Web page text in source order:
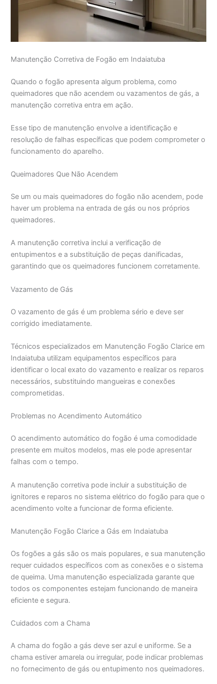
Manutenção Corretiva de Fogão em Indaiatuba
Quando o fogão apresenta algum problema, como
queimadores que não acendem ou vazamentos de gás, a
manutenção corretiva entra em ação.
Esse tipo de manutenção envolve a identificação e
resolução de falhas específicas que podem comprometer o
funcionamento do aparelho.
Queimadores Que Não Acendem
Se um ou mais queimadores do fogão não acendem, pode
haver um problema na entrada de gás ou nos próprios
queimadores.
A manutenção corretiva inclui a verificação de
entupimentos e a substituição de peças danificadas,
garantindo que os queimadores funcionem corretamente.
Vazamento de Gás
O vazamento de gás é um problema sério e deve ser
corrigido imediatamente.
Técnicos especializados em Manutenção Fogão Clarice em
Indaiatuba utilizam equipamentos específicos para
identificar o local exato do vazamento e realizar os reparos
necessários, substituindo mangueiras e conexões
comprometidas.
Problemas no Acendimento Automático
O acendimento automático do fogão é uma comodidade
presente em muitos modelos, mas ele pode apresentar
falhas com o tempo.
A manutenção corretiva pode incluir a substituição de
ignitores e reparos no sistema elétrico do fogão para que o
acendimento volte a funcionar de forma eficiente.
Manutenção Fogão Clarice a Gás em Indaiatuba
Os fogões a gás são os mais populares, e sua manutenção
requer cuidados específicos com as conexões e o sistema
de queima. Uma manutenção especializada garante que
todos os componentes estejam funcionando de maneira
eficiente e segura.
Cuidados com a Chama
A chama do fogão a gás deve ser azul e uniforme. Se a
chama estiver amarela ou irregular, pode indicar problemas
no fornecimento de gás ou entupimento nos queimadores.